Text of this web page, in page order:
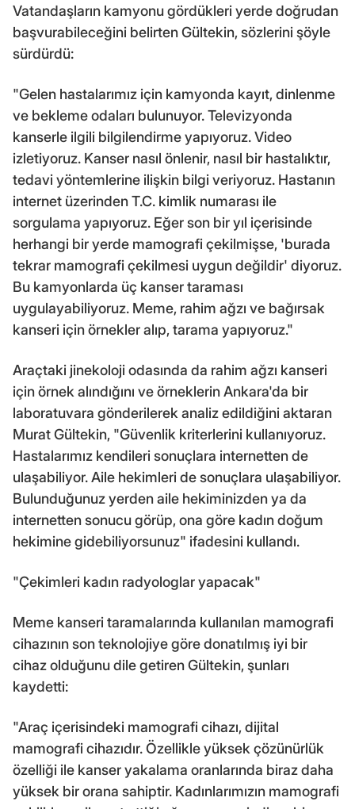
Vatandaşların kamyonu gördükleri yerde doğrudan
başvurabileceğini belirten Gültekin, sözlerini şöyle
sürdürdü:
"Gelen hastalarımız için kamyonda kayıt, dinlenme
ve bekleme odaları bulunuyor. Televizyonda
kanserle ilgili bilgilendirme yapıyoruz. Video
izletiyoruz. Kanser nasıl önlenir, nasıl bir hastalıktır,
tedavi yöntemlerine ilişkin bilgi veriyoruz. Hastanın
internet üzerinden T.C. kimlik numarası ile
sorgulama yapıyoruz. Eğer son bir yıl içerisinde
herhangi bir yerde mamografi çekilmişse, 'burada
tekrar mamografi çekilmesi uygun değildir' diyoruz.
Bu kamyonlarda üç kanser taraması
uygulayabiliyoruz. Meme, rahim ağzı ve bağırsak
kanseri için örnekler alıp, tarama yapıyoruz."
Araçtaki jinekoloji odasında da rahim ağzı kanseri
için örnek alındığını ve örneklerin Ankara'da bir
laboratuvara gönderilerek analiz edildiğini aktaran
Murat Gültekin, "Güvenlik kriterlerini kullanıyoruz.
Hastalarımız kendileri sonuçlara internetten de
ulaşabiliyor. Aile hekimleri de sonuçlara ulaşabiliyor.
Bulunduğunuz yerden aile hekiminizden ya da
internetten sonucu görüp, ona göre kadın doğum
hekimine gidebiliyorsunuz" ifadesini kullandı.
"Çekimleri kadın radyologlar yapacak"
Meme kanseri taramalarında kullanılan mamografi
cihazının son teknolojiye göre donatılmış iyi bir
cihaz olduğunu dile getiren Gültekin, şunları
kaydetti:
"Araç içerisindeki mamografi cihazı, dijital
mamografi cihazıdır. Özellikle yüksek çözünürlük
özelliği ile kanser yakalama oranlarında biraz daha
yüksek bir orana sahiptir. Kadınlarımızın mamografi